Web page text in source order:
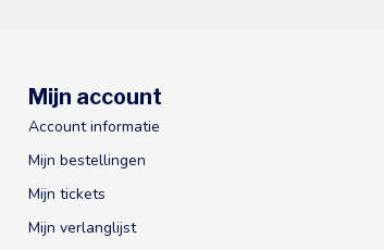
Mijn account
Account informatie
Mijn bestellingen
Mijn tickets
Mijn verlanglijst